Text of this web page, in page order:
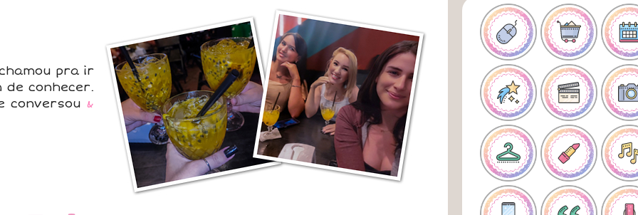
pra ir
conhecer.
conversou &